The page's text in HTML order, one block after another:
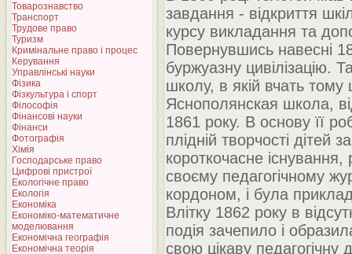
Товарознавство
Транспорт
Трудове право
Туризм
Кримінальне право і процес
Керування
Управлінські науки
Фізика
Фізкультура і спорт
Філософія
Фінансові науки
Фінанси
Фотографія
Хімія
Господарське право
Цифрові пристрої
Екологічне право
Екологія
Економіка
Економіко-математичне
моделювання
Економічна географія
Економічна теорія
завдання - відкриття
курсу викладання та
Повернувшись навесні
буржуазну цивілізацію.
школу, в якій вчать
Яснополянская школа,
1861 року. В основу її
плідній творчості
короткочасне
своєму педагогічному
кордоном, і була
Влітку 1862 року в
подія зачепило і
свою цікаву педагогічну